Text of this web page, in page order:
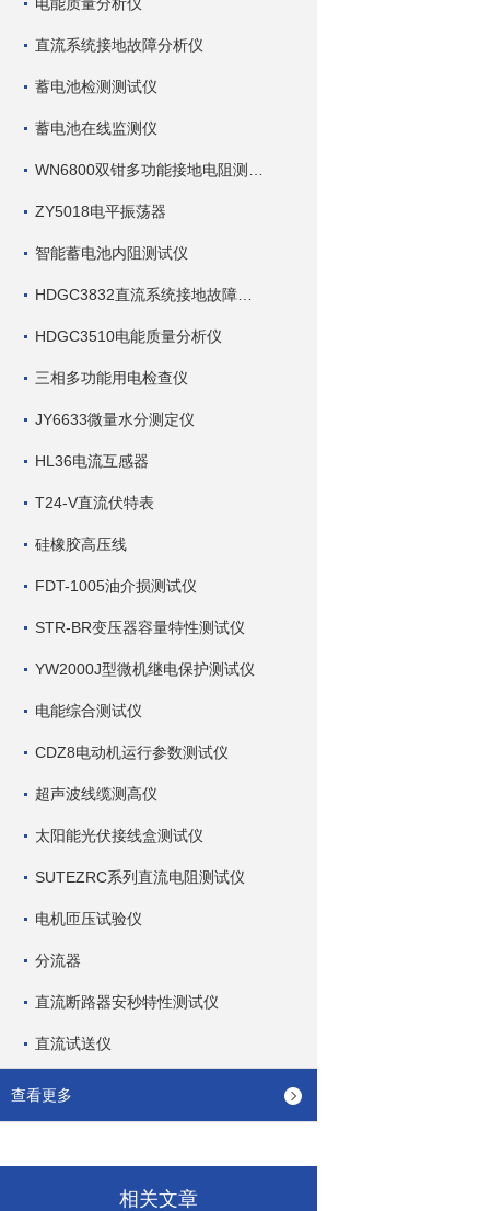
直流系统接地故障分析仪
蓄电池检测测试仪
蓄电池在线监测仪
ZY5018电平振荡器
智能蓄电池内阻测试仪
HDGC3510电能质量分析仪
三相多功能用电检查仪
JY6633微量水分测定仪
HL36电流互感器
T24-V直流伏特表
硅橡胶高压线
FDT-1005油介损测试仪
STR-BR变压器容量特性测试仪
YW2000J型微机继电保护测试仪
电能综合测试仪
CDZ8电动机运行参数测试仪
超声波线缆测高仪
太阳能光伏接线盒测试仪
SUTEZRC系列直流电阻测试仪
电机匝压试验仪
分流器
直流断路器安秒特性测试仪
直流试送仪
查看更多
相关文章